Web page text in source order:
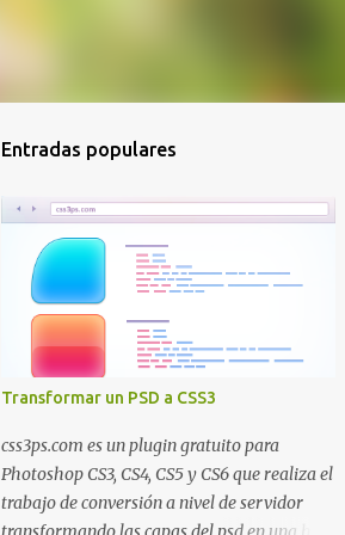
Entradas populares
Transformar un PSD a CSS3
css3ps.com es un plugin gratuito para
Photoshop CS3, CS4, CS5 y CS6 que realiza el
trabajo de conversión a nivel de servidor